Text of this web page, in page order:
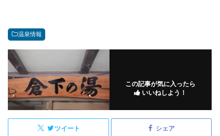
温泉情報
この記事が気に入ったら
いいねしよう！
ツイート シェア